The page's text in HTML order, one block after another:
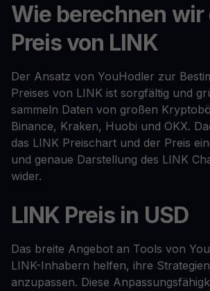
Wie berechnen wir
Preis von LINK
Der Ansatz von YouHodler zur
Preises von LINK ist sorgfältig und
sammeln Daten von großen
Binance, Kraken, Huobi und OKX.
das LINK Preischart und der Preis
und genaue Darstellung des LINK
wider.
LINK Preis in USD
Das breite Angebot an Tools von
LINK-Inhabern helfen, ihre
anzupassen. Diese